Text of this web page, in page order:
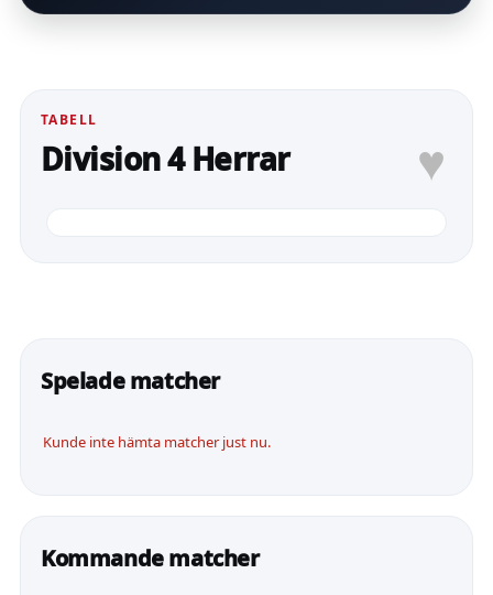
TABELL
Division 4 Herrar ♥
Spelade matcher
Kunde inte hämta matcher just nu.
Kommande matcher